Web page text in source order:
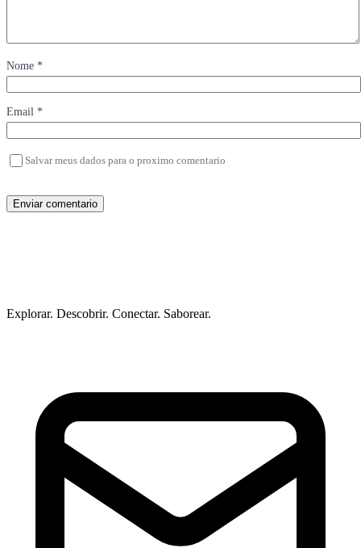
Nome *
Email *
Salvar meus dados para o proximo comentario
Enviar comentario
Explorar. Descobrir. Conectar. Saborear.